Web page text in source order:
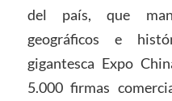
del país, que
geográficos e
gigantesca Expo
5.000 firmas